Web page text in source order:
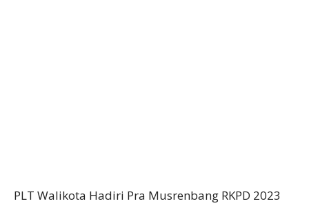
PLT Walikota Hadiri Pra Musrenbang RKPD 2023